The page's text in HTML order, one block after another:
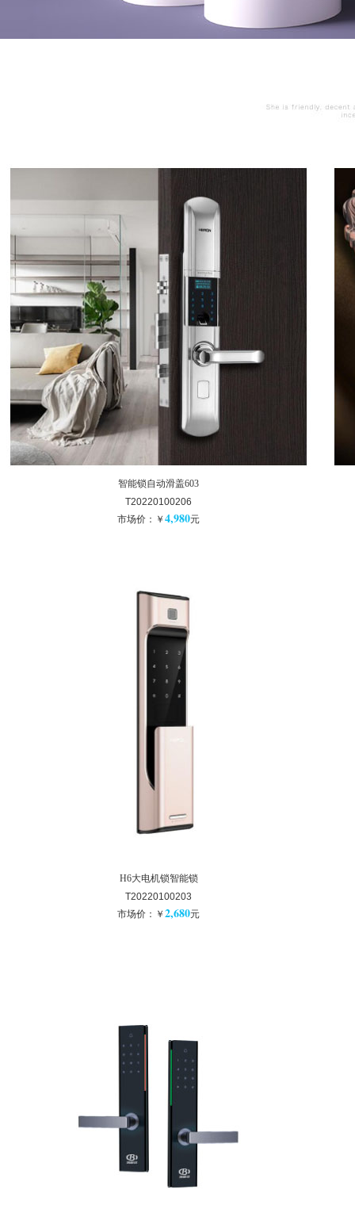
智能锁自动滑盖603
T20220100206
市场价：￥ 4,980元
H6大电机锁智能锁
T20220100203
市场价：￥ 2,680元